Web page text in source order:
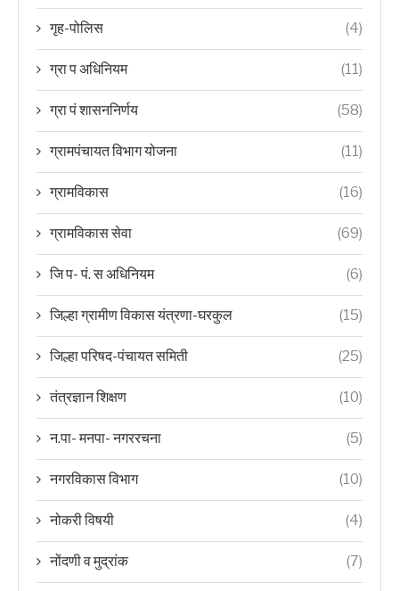
गृह-पोलिस (4)
ग्रा प अधिनियम (11)
ग्रा पं शासननिर्णय (58)
ग्रामपंचायत विभाग योजना (11)
ग्रामविकास (16)
ग्रामविकास सेवा (69)
जि प- पं. स अधिनियम (6)
जिल्हा ग्रामीण विकास यंत्रणा-घरकुल (15)
जिल्हा परिषद-पंचायत समिती (25)
तंत्रज्ञान शिक्षण (10)
न.पा- मनपा- नगररचना (5)
नगरविकास विभाग (10)
नोकरी विषयी (4)
नोंदणी व मुद्रांक (7)